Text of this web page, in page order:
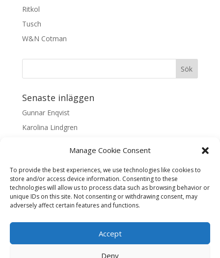
Manage Cookie Consent
To provide the best experiences, we use technologies like cookies to
store and/or access device information. Consenting to these
technologies will allow us to process data such as browsing behavior or
unique IDs on this site. Not consenting or withdrawing consent, may
adversely affect certain features and functions.
Accept
Deny
Ritkol
Tusch
W&N Cotman
Senaste inläggen
Gunnar Enqvist
Karolina Lindgren
Samaneh Shabani Åhrling
Textarkiv
Textarkiv